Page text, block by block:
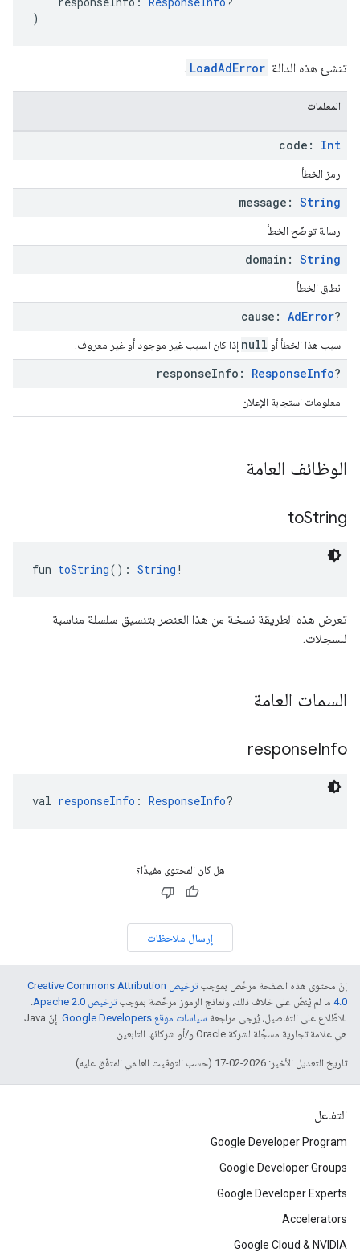
)
تنشئ هذه الدالة LoadAdError
.
المعلمات
code: Int
رمز الخطأ
message: String
رسالة توضّح الخطأ
domain: String
نطاق الخطأ
cause: AdError?
سبب هذا الخطأ أو null إذا كان السبب غير موجود أو غير معروف.
responseInfo: ResponseInfo?
معلومات استجابة الإعلان
الوظائف العامة
toString
fun toString(): String !
تعرض هذه الطريقة نسخة من هذا العنصر بتنسيق سلسلة مناسبة
للسجلات.
السمات العامة
responseInfo
val responseInfo : ResponseInfo?
هل كان المحتوى مفيدًا؟
إرسال ملاحظات
إنّ محتوى هذه الصفحة مرخّص بموجب
ترخيص Creative Commons Attribution
4.0‏ ما لم يُنصّ على خلاف ذلك، ونماذج الرموز مرخّصة بموجبترخيص Apache 2.0‏
.
للاطّلاع على التفاصيل، يُرجى مراجعة سياسات موقع Google Developers‏
. إنّ Java
هي علامة تجارية مسجَّلة لشركة Oracle و/أو شركائها التابعين.
تاريخ التعديل الأخير: 2026-02-17 (حسب التوقيت العالمي المتفَّق عليه)
التفاعل
Google Developer Program
Google Developer Groups
Google Developer Experts
Accelerators
Google Cloud & NVIDIA